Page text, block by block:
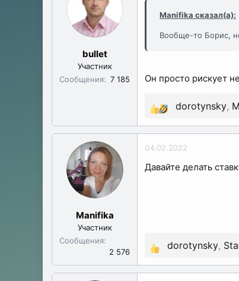
л
а
bullet
Участник
Сообщения
7 185
Manifika сказал(а):
Вообще-то Борис,
Он просто рискует
Р
е
ц
dorotynsky,
Manifika
Участник
Сообщения
2 576
04.02.2022
Давайте делать
Р
е
dorotynsky,